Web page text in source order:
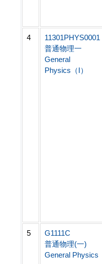
4
11301PHYS0001
普通物理一
General
Physics（I）
5
G1111C
普通物理(一)
General Physics